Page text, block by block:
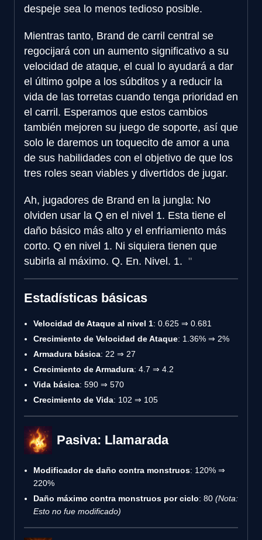
despeje sea lo menos tedioso posible.
Mientras tanto, Brand de carril central se
regocijará con un aumento significativo a su
velocidad de ataque, el cual lo ayudará a dar
el último golpe a los súbditos y a reducir la
vida de las torretas cuando tenga prioridad en
el carril. Esperamos que estos cambios
también mejoren su juego de soporte, así que
solo le daremos un toquecito de amor a una
de sus habilidades con el objetivo de que los
tres roles sean viables y divertidos de jugar.
Ah, jugadores de Brand en la jungla: No
olviden usar la Q en el nivel 1. Esta tiene el
daño básico más alto y el enfriamiento más
corto. Q en nivel 1. Ni siquiera tienen que
subirla al máximo. Q. En. Nivel. 1.
Estadísticas básicas
Velocidad de Ataque al nivel 1: 0.625 ⇒ 0.681
Crecimiento de Velocidad de Ataque: 1.36% ⇒ 2%
Armadura básica: 22 ⇒ 27
Crecimiento de Armadura: 4.7 ⇒ 4.2
Vida básica: 590 ⇒ 570
Crecimiento de Vida: 102 ⇒ 105
Pasiva: Llamarada
Modificador de daño contra monstruos: 120% ⇒
220%
Daño máximo contra monstruos por ciclo: 80 (Nota:
Esto no fue modificado)